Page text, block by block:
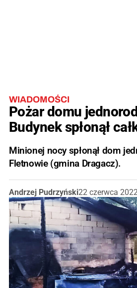
WIADOMOŚCI
Pożar domu
Budynek spłonął
Minionej nocy spłonął dom
Fletnowie (gmina Dragacz).
Andrzej Pudrzyński22 czerwca